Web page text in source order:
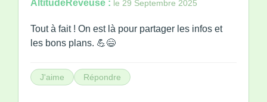
AltitudeReveuse : le 29 Septembre 2025
Tout à fait ! On est là pour partager les infos et
les bons plans. 💪😄
J'aime Répondre